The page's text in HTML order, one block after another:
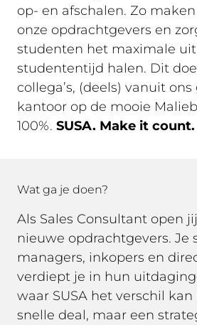
op- en afschalen. Zo
onze opdrachtgevers en
studenten het maximale
studententijd halen. Dit
collega’s, (deels) vanuit
kantoor op de mooie
100%. SUSA. Make it count.
Wat ga je doen?
Als Sales Consultant open
nieuwe opdrachtgevers. Je
managers, inkopers en
verdiept je in hun
waar SUSA het verschil
snelle deal, maar een